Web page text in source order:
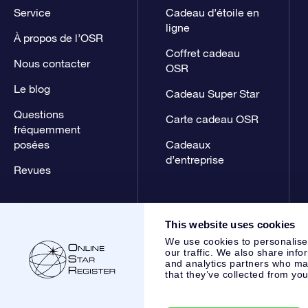
This website uses cookies
We use cookies to
our traffic. We also share
and analytics partners who
that they’ve collected from
Service
À propos de l’OSR
Nous contacter
Le blog
Questions
fréquemment
posées
Revues
Cadeau d’étoile en
ligne
Coffret cadeau
OSR
Cadeau Super Star
Carte cadeau OSR
Cadeaux
d’entreprise